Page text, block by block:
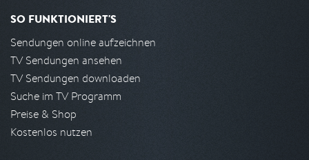
SO FUNKTIONIERT'S
Sendungen online aufzeichnen
TV Sendungen ansehen
TV Sendungen downloaden
Suche im TV Programm
Preise & Shop
Kostenlos nutzen